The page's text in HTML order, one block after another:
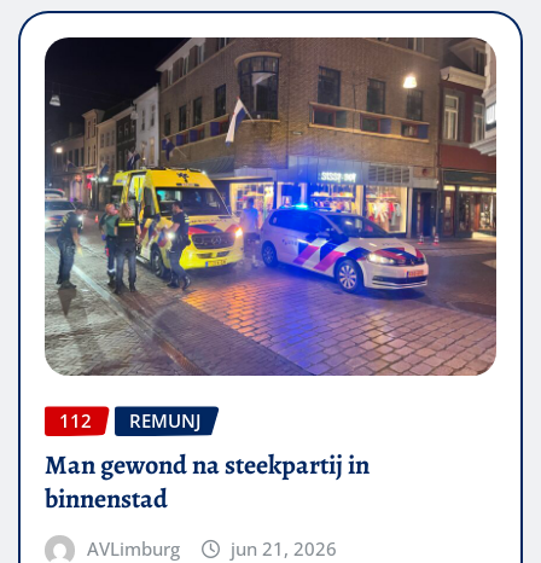
112 REMUNJ
Man gewond na steekpartij in
binnenstad
AVLimburg jun 21, 2026